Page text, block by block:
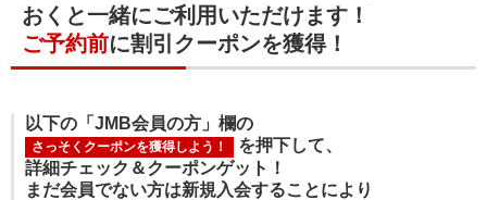
おくと一緒にご利用いただけます！
ご予約前に割引クーポンを獲得！
以下の「JMB会員の方」欄の
さっそくクーポンを獲得しよう！
を押下して、
詳細チェック＆クーポンゲット！
まだ会員でない方は新規入会することにより